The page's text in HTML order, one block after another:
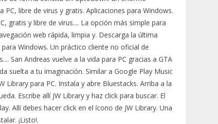
libre de virus y gratis. Aplicaciones para Windows.
gratis y libre de virus.... La opción más simple para
web rápida, limpia y. Descarga la última
Windows. Un práctico cliente no oficial de
San Andreas vuelve a la vida para PC gracias a GTA
suelta a tu imaginación. Similar a Google Play Music
Library para PC. Instala y abre Bluestacks. Arriba a la
Escribe allí JW Library y haz click para buscar. El
Allí debes hacer click en el ícono de JW Library. Una
¡Listo!.